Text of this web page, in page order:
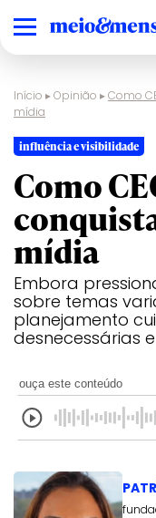
Início ▸Opinião ▸Como
mídia
influência e visibilidade
Como
mídia
Embora
sobre temas
planejamento
desnecessárias
ouça este conteúdo